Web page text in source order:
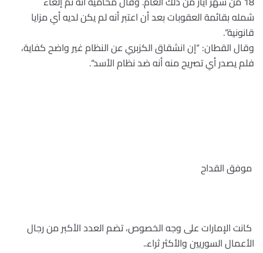
شمله بقائمة العقوبات بعد أن اعتبر أنه لم يكن لديه أي مزايا
قانونية“.
وقال القطان: “إن انشقاق الكزبري عن النظام غير واضح كفاية،
فلم يصدر أي تصريح منه أنه ضد نظام الأسد“.
موفق القداح
كانت الإمارات على وجه الخصوص، تضم العدد الأكبر من رجال
الأعمال السوريين والأكثر ثراء..